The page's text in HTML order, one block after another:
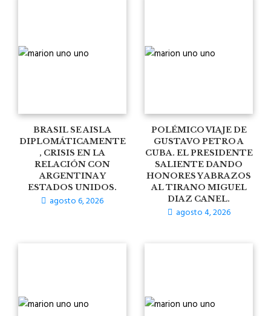
BRASIL SE AISLA
DIPLOMÁTICAMENTE
, CRISIS EN LA
RELACIÓN CON
ARGENTINA Y
ESTADOS UNIDOS.
agosto 6, 2026
POLÉMICO VIAJE DE
GUSTAVO PETRO A
CUBA. EL PRESIDENTE
SALIENTE DANDO
HONORES Y ABRAZOS
AL TIRANO MIGUEL
DIAZ CANEL.
agosto 4, 2026